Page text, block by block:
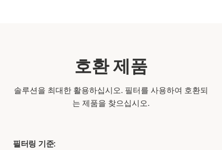
호환 제품
솔루션을 최대한 활용하십시오. 필터를 사용하여 호환되
는 제품을 찾으십시오.
필터링 기준: